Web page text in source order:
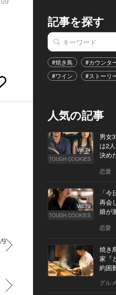
9
記事を探す
#焼き鳥 #カウンタ
#ワイン
#ストーリ
人気の記事
Vol.74
TOUGH COOKIES
男女
は2
決め
恋愛
Vol.73
TOUGH COOKIES
「
再会
娘が
恋愛
焼き
家『
約困
グルメ